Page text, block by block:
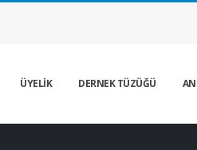
ÜYELİK DERNEK TÜZÜĞÜ